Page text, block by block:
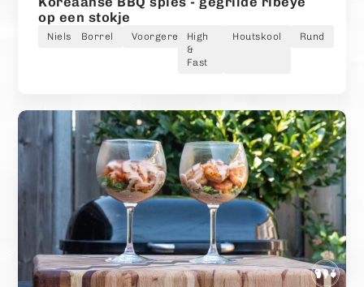
op een stokje
Niels Borrel VoorgerechtHigh
&
Fast
Houtskool Rund